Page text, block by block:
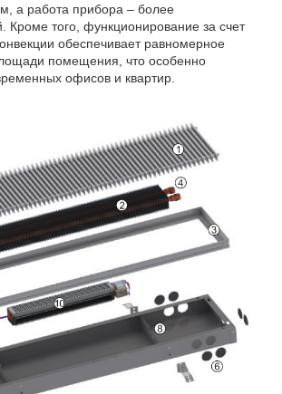
а работа прибора – более
Кроме того, функционирование за счет
обеспечивает равномерное
помещения, что особенно
офисов и квартир.